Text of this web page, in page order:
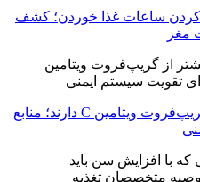
ساعات غذا خوردن؛ کشف
مغز
۷ ماده غذایی که بیشتر از گریپ‌فروت ویتامین C دارند؛ منابع